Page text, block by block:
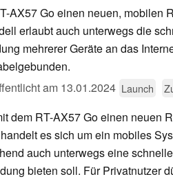
AX57 Go einen neuen, mobilen
erlaubt auch unterwegs die
mehrerer Geräte an das
am 13.01.2024 Launch
dem RT-AX57 Go einen neuen
es sich um ein mobiles
auch unterwegs eine schnelle
bieten soll. Für Privatnutzer